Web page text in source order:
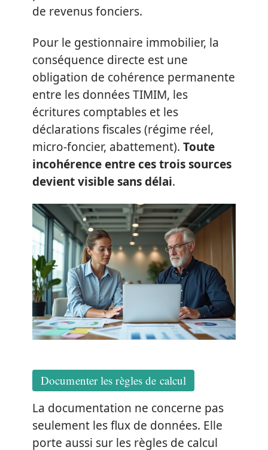
de revenus fonciers.
Pour le gestionnaire immobilier, la
conséquence directe est une
obligation de cohérence permanente
entre les données TIMIM, les
écritures comptables et les
déclarations fiscales (régime réel,
micro-foncier, abattement). Toute
incohérence entre ces trois sources
devient visible sans délai.
Documenter les règles de calcul
La documentation ne concerne pas
seulement les flux de données. Elle
porte aussi sur les règles de calcul